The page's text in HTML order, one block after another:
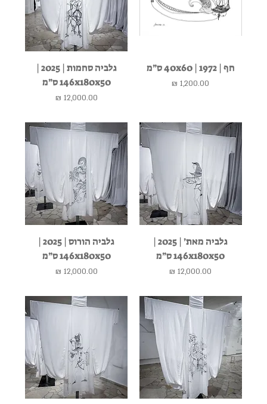
חף | 1972 | 40x60 ס״מ
מחיר
גלביה סחמות | 2025 |
146x180x50 ס״מ
מחיר
גלביה מאת׳ | 2025 |
146x180x50 ס״מ
מחיר
גלביה הורוס | 2025 |
146x180x50 ס״מ
מחיר